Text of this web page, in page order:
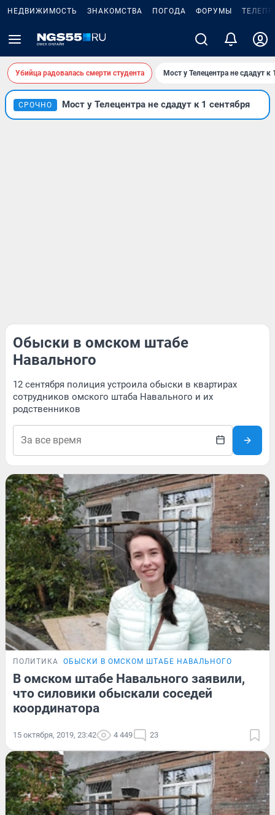
НЕДВИЖИМОСТЬ ЗНАКОМСТВА ПОГОДА ФОРУМЫ
Убийца радовалась смерти студента Мост у Телецентра не сдадут к
СРОЧНО Мост у Телецентра не сдадут к 1 сентября
Обыски в омском штабе
Навального
12 сентября полиция устроила обыски в квартирах
сотрудников омского штаба Навального и их
родственников
ПОЛИТИКА ОБЫСКИ В ОМСКОМ ШТАБЕ НАВАЛЬНОГО
В омском штабе Навального заявили,
что силовики обыскали соседей
координатора
15 октября, 2019, 23:42 4 449 23